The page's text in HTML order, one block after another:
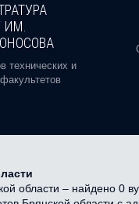
ИМ.
технических и
области – найдено 0